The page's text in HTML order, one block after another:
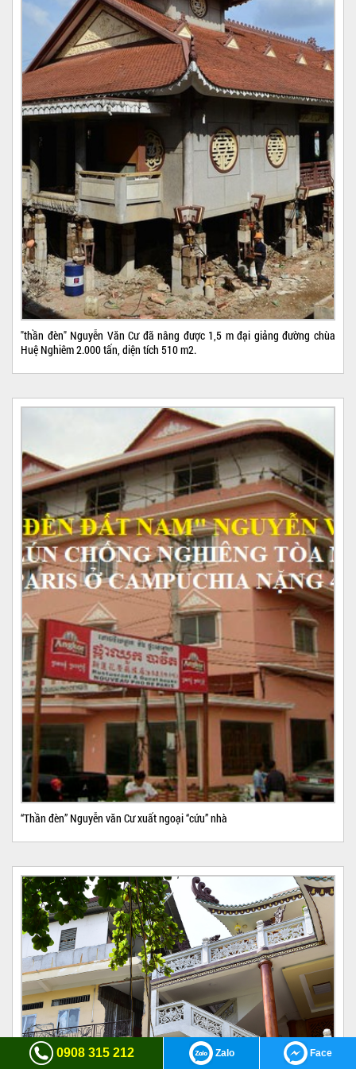
"thần đèn" Nguyễn Văn Cư đã nâng được 1,5 m đại giảng đường chùa
Huệ Nghiêm 2.000 tấn, diện tích 510 m2.
“Thần đèn” Nguyễn văn Cư xuất ngoại “cứu” nhà
0908 315 212 Zalo Face